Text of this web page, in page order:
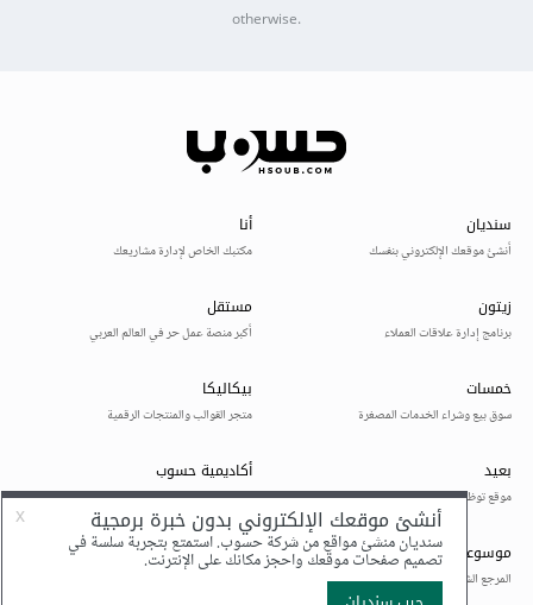
otherwise.